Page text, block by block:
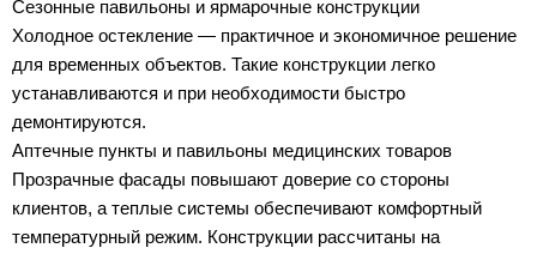
Сезонные павильоны и ярмарочные конструкции
Холодное остекление — практичное и экономичное решение
для временных объектов. Такие конструкции легко
устанавливаются и при необходимости быстро
демонтируются.
Аптечные пункты и павильоны медицинских товаров
Прозрачные фасады повышают доверие со стороны
клиентов, а теплые системы обеспечивают комфортный
температурный режим. Конструкции рассчитаны на